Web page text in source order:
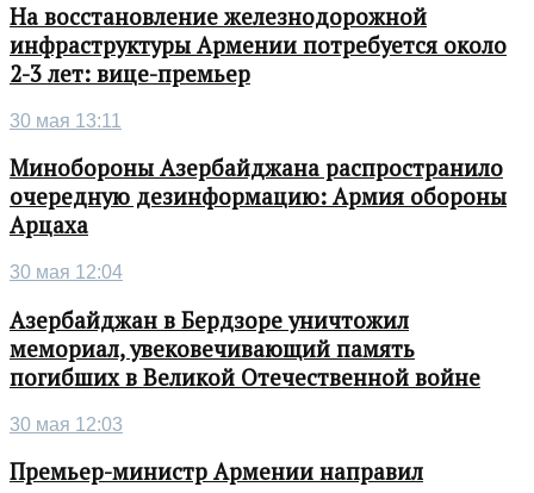
На восстановление железнодорожной
инфраструктуры Армении потребуется около
2-3 лет: вице-премьер
30 мая 13:11
Минобороны Азербайджана распространило
очередную дезинформацию: Армия обороны
Арцаха
30 мая 12:04
Азербайджан в Бердзоре уничтожил
мемориал, увековечивающий память
погибших в Великой Отечественной войне
30 мая 12:03
Премьер-министр Армении направил